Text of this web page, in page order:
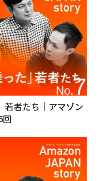
No.7
若者たち｜アマゾン
回